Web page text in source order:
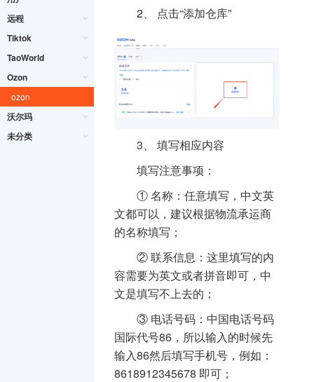
远程
Tiktok
TaoWorld
Ozon
ozon
沃尔玛
未分类
2、 点击“添加仓库”
3、
填写相应内容
填写注意事项：
①名称：任意填写，中文英
文都可以，建议根据物流承运商
的名称填写；
②联系信息：这里填写的内
容需要为英文或者拼音即可，中
文是填写不上去的；
③ 电话号码：中国电话号码
国际代号86，所以输入的时候先
输入86然后填写手机号，例如：
8618912345678 即可；